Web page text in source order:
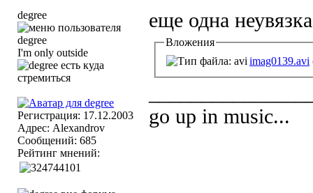
degree
I'm only outside
Регистрация: 17.12.2003
Адрес: Alexandrov
Сообщений: 685
Рейтинг мнений:
еще одна
Вложения
imag0139.avi
go up in music...